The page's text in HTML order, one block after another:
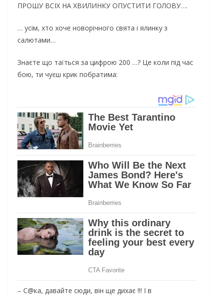
ПРОШУ ВСІХ НА ХВИЛИНКУ ОПУСТИТИ ГОЛОВУ….
… усім, хто хоче новорічного свята і ялинку з
салютами…
Знаєте що таїться за цифрою 200 …? Це коли під час
бою, ти чуєш крик побратима:
– С@ка, давайте сюди, він ще дихає !!! І в